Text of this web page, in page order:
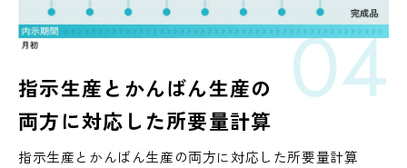
04
指示生産とかんばん生産の
両方に対応した所要量計算
指示生産とかんばん生産の両方に対応した所要量計算